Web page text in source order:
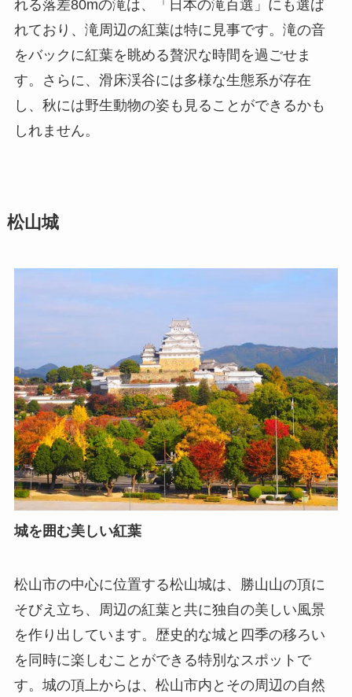
れる落差80mの滝は、「日本の滝百選」にも選ば
れており、滝周辺の紅葉は特に見事です。滝の音
をバックに紅葉を眺める贅沢な時間を過ごせま
す。さらに、滑床渓谷には多様な生態系が存在
し、秋には野生動物の姿も見ることができるかも
しれません。
松山城
城を囲む美しい紅葉
松山市の中心に位置する松山城は、勝山山の頂に
そびえ立ち、周辺の紅葉と共に独自の美しい風景
を作り出しています。歴史的な城と四季の移ろい
を同時に楽しむことができる特別なスポットで
す。城の頂上からは、松山市内とその周辺の自然